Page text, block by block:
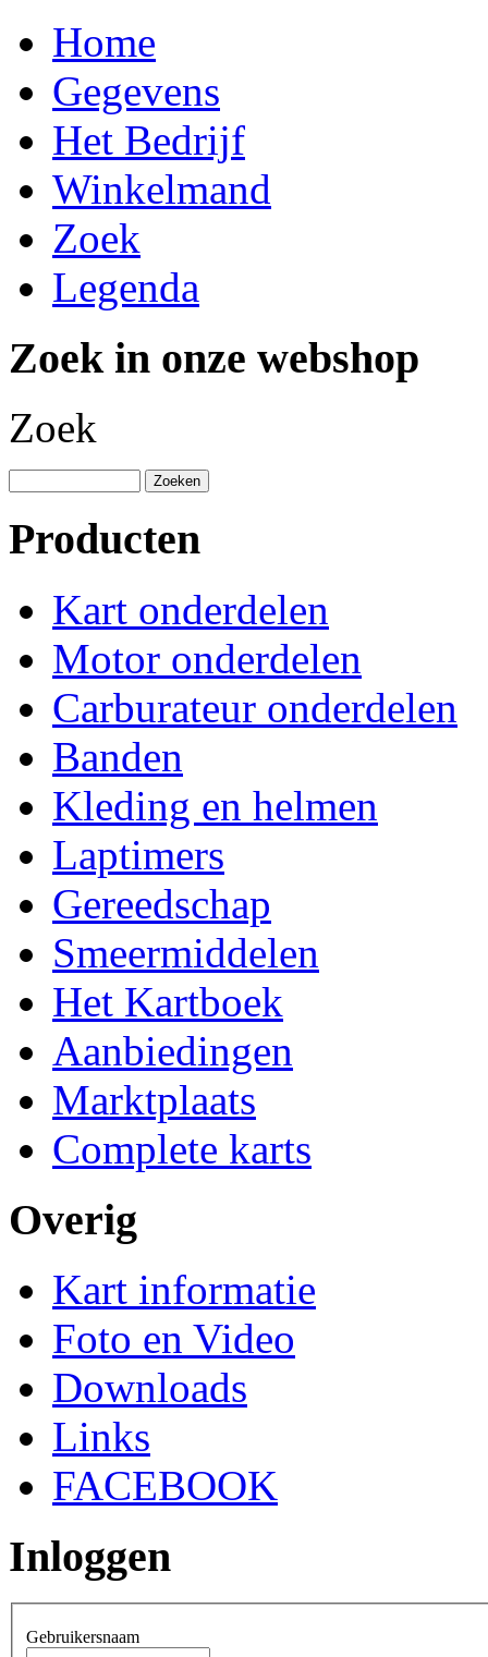
Home
Gegevens
Het Bedrijf
Winkelmand
Zoek
Legenda
Zoek in onze webshop
Zoek
Producten
Kart onderdelen
Motor onderdelen
Carburateur onderdelen
Banden
Kleding en helmen
Laptimers
Gereedschap
Smeermiddelen
Het Kartboek
Aanbiedingen
Marktplaats
Complete karts
Overig
Kart informatie
Foto en Video
Downloads
Links
FACEBOOK
Inloggen
Gebruikersnaam